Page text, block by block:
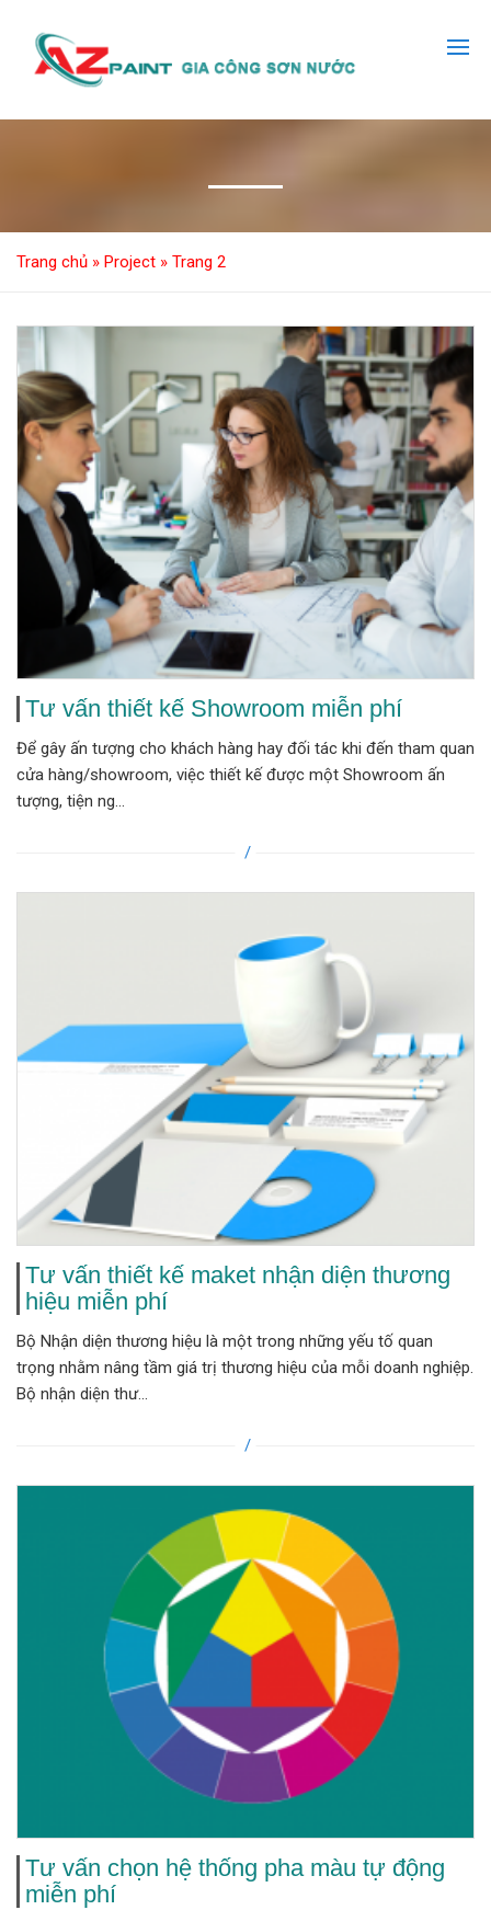
Trang chủ » Project » Trang 2
Tư vấn thiết kế Showroom miễn phí
Để gây ấn tượng cho khách hàng hay đối tác khi đến tham quan
cửa hàng/showroom, việc thiết kế được một Showroom ấn
tượng, tiện ng...
Tư vấn thiết kế maket nhận diện thương
hiệu miễn phí
Bộ Nhận diện thương hiệu là một trong những yếu tố quan
trọng nhằm nâng tầm giá trị thương hiệu của mỗi doanh nghiệp.
Bộ nhận diện thư...
Tư vấn chọn hệ thống pha màu tự động
miễn phí